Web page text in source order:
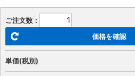
ご注文数：
価格を確認
単価(税別)